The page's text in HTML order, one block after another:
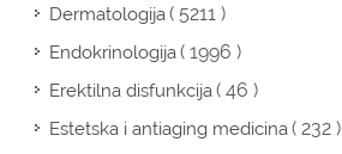
Dermatologija( 5211 )
Endokrinologija( 1996 )
Erektilna disfunkcija( 46 )
Estetska i antiaging medicina( 232 )